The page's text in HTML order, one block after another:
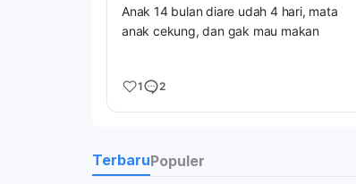
Anak 14 bulan diare udah 4 hari, mata
anak cekung, dan gak mau makan
1 2
TerbaruPopuler